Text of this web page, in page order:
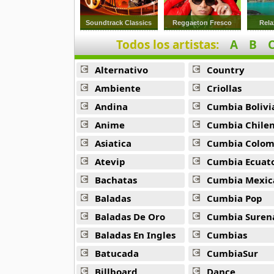
Arma Blanca
27 músicas online
19 músicas online
Atmosphere
15 músicas online
Baby Boy
16 músicas online
13 músicas online
Beenie Man
4 músicas online
Big Bang
179 músicas online
Soundtrack Classics Reggaeton Fresco
Todos los artistas: A B
Alternativo
Ambiente
Andina
Anime
Asiatica
Atevip
Bachatas
Baladas
Baladas De Oro
Baladas En Ingles
Batucada
Billboard
Country
Criollas
Cumbia
Cumbia
Cumbia
Cumbia
Cumbia
Cumbia Pop
Cumbia
Cumbias
CumbiaSur
Dance